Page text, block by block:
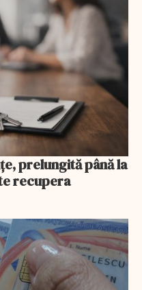
prelungită până la
recupera